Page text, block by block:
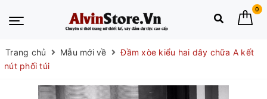
0
Trang chủ Mẫu mới về
Đầm xòe kiểu hai dây chữa A kết
nút phối túi